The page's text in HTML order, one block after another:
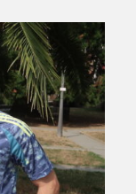
eta beren
dira. Ikusi gure
nola egin
moduari
lehentasunak